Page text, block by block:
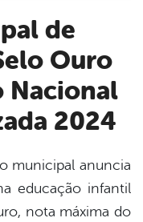
Ouro
Nacional
2024
municipal anuncia
educação infantil
nota máxima do